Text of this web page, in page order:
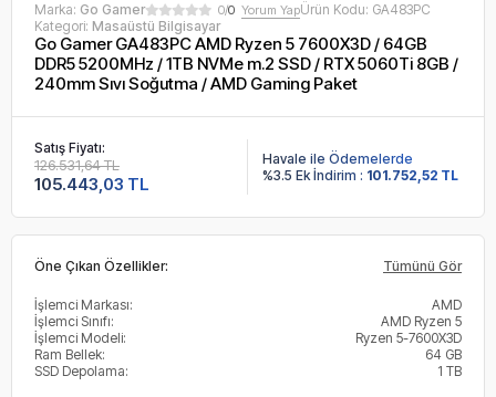
Marka: Go Gamer 0/0 Yorum YapÜrün Kodu: GA483PC
Kategori: Masaüstü Bilgisayar
Go Gamer GA483PC AMD Ryzen 5 7600X3D / 64GB
DDR5 5200MHz / 1TB NVMe m.2 SSD / RTX 5060Ti 8GB /
240mm Sıvı Soğutma / AMD Gaming Paket
Satış Fiyatı:
105.443,03 TL
126.531,64 TL
Havale ile Ödemelerde
%3.5 Ek İndirim : 101.752,52 TL
Öne Çıkan Özellikler: Tümünü Gör
İşlemci Markası:
AMD
İşlemci Sınıfı:
AMD Ryzen 5
İşlemci Modeli:
Ryzen 5-7600X3D
Ram Bellek:
64 GB
SSD Depolama:
1 TB